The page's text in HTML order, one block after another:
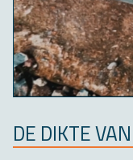
DE DIKTE